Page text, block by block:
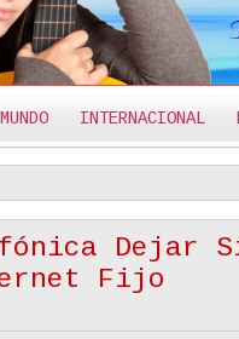
MUNDO INTERNACIONAL
Dejar
Fijo